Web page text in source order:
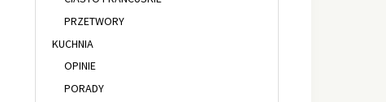
PRZETWORY
KUCHNIA
OPINIE
PORADY